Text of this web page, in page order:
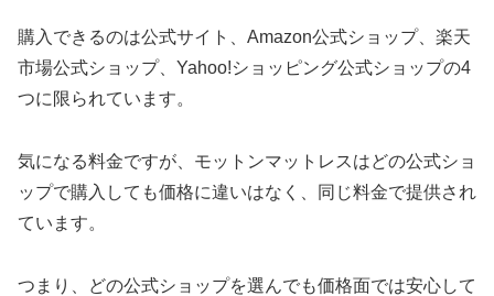
購入できるのは公式サイト、Amazon公式ショップ、楽天
市場公式ショップ、Yahoo!ショッピング公式ショップの4
つに限られています。
気になる料金ですが、モットンマットレスはどの公式ショ
ップで購入しても価格に違いはなく、同じ料金で提供され
ています。
つまり、どの公式ショップを選んでも価格面では安心して